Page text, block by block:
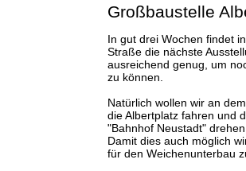
Großbaustelle
In gut drei Wochen findet
Straße die nächste
ausreichend genug, um
zu können.
Natürlich wollen wir an
die Albertplatz fahren und
"Bahnhof Neustadt"
Damit dies auch möglich
für den Weichenunterbau